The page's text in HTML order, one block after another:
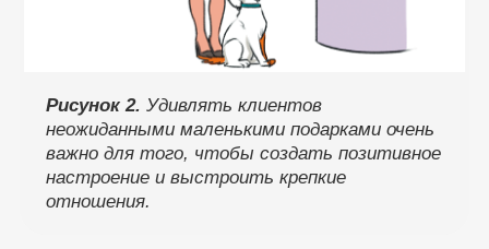
Рисунок 2. Удивлять клиентов
неожиданными маленькими подарками очень
важно для того, чтобы создать позитивное
настроение и выстроить крепкие
отношения.